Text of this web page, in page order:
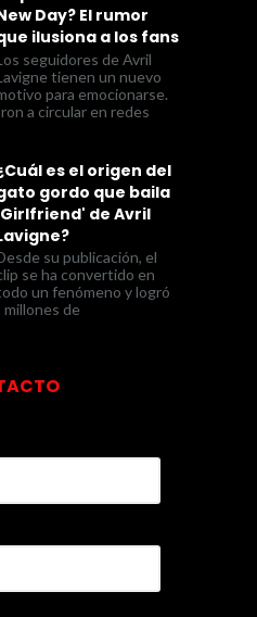
Day? El rumor
ilusiona a los fans
seguidores de Avril
tienen un nuevo
para emocionarse.
a circular en redes
es el origen del
gordo que baila
de Avril
su publicación, el
se ha convertido en
un fenómeno y logró
millones de